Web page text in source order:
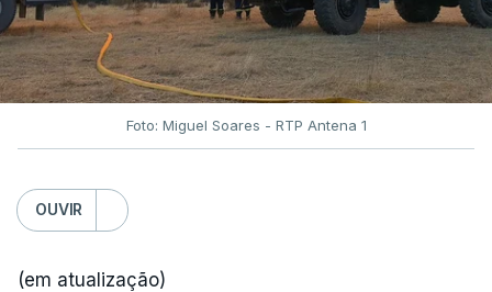
Foto: Miguel Soares - RTP Antena 1
OUVIR
(em atualização)